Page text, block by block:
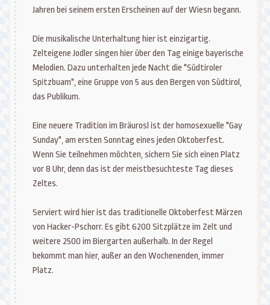
Jahren bei seinem ersten Erscheinen auf der Wiesn begann.
Die musikalische Unterhaltung hier ist einzigartig.
Zelteigene Jodler singen hier über den Tag einige bayerische
Melodien. Dazu unterhalten jede Nacht die "Südtiroler
Spitzbuam", eine Gruppe von 5 aus den Bergen von Südtirol,
das Publikum.
Eine neuere Tradition im Bräurosl ist der homosexuelle "Gay
Sunday", am ersten Sonntag eines jeden Oktoberfest.
Wenn Sie teilnehmen möchten, sichern Sie sich einen Platz
vor 8 Uhr, denn das ist der meistbesuchteste Tag dieses
Zeltes.
Serviert wird hier ist das traditionelle Oktoberfest Märzen
von Hacker-Pschorr. Es gibt 6200 Sitzplätze im Zelt und
weitere 2500 im Biergarten außerhalb. In der Regel
bekommt man hier, außer an den Wochenenden, immer
Platz.